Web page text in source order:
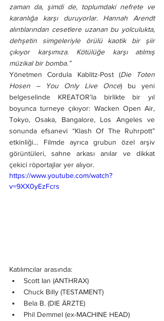
zaman da, şimdi de, toplumdaki nefrete ve
karanlığa karşı duruyorlar. Hannah Arendt
alıntılarından cesetlere uzanan bu yolculukta,
dehşetin simgeleriyle örülü kaotik bir şiir
çıkıyor karşımıza. Kötülüğe karşı atılmış
müzikal bir bomba.”
Yönetmen Cordula Kablitz-Post (Die Toten
Hosen – You Only Live Once) bu yeni
belgeselinde KREATOR’la birlikte bir yıl
boyunca turneye çıkıyor: Wacken Open Air,
Tokyo, Osaka, Bangalore, Los Angeles ve
sonunda efsanevi “Klash Of The Ruhrpott”
etkinliği… Filmde ayrıca grubun özel arşiv
görüntüleri, sahne arkası anılar ve dikkat
çekici röportajlar yer alıyor.
https://www.youtube.com/watch?
v=9XX0yEzFcrs
Katılımcılar arasında:
Scott Ian (ANTHRAX)
Chuck Billy (TESTAMENT)
Bela B. (DIE ÄRZTE)
Phil Demmel (ex-MACHINE HEAD)